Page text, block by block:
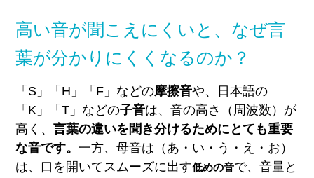
高い音が聞こえにくいと、なぜ言
葉が分かりにくくなるのか？
「S」「H」「F」などの摩擦音や、
日本語の
「K」「T」などの子音は、 音の高さ（周波数）が
高く、 言葉の違いを聞き分けるためにとても重要
な音です。 一方、 母音は （ あ ・ い ・う ・え・ お ）
は、 口 を開いてスムーズに出す低めの音で、 音量と